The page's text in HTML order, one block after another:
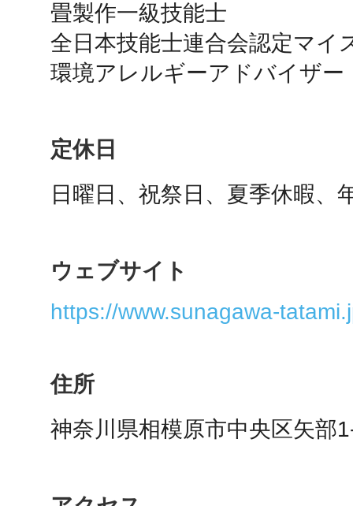
畳製作一級技能士
全日本技能士連合会認定マイ
定休日
日曜日、祝祭日、夏季休暇、
ウェブサイト
https://www.sunagawa-
住所
神奈川県相模原市中央区矢部
生駒
秋葉原